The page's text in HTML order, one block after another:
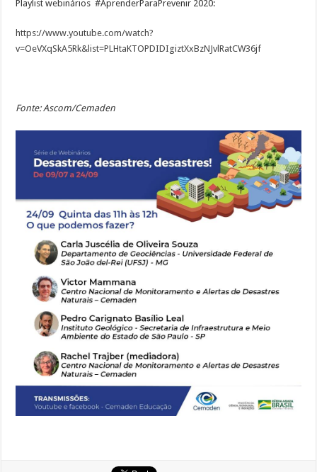
Playlist webinários #AprenderParaPrevenir 2020:
https://www.youtube.com/watch?
v=OeVXqSkA5Rk&list=PLHtaKTOPDIDIgiztXxBzNJvlRatCW36jf
Fonte: Ascom/Cemaden